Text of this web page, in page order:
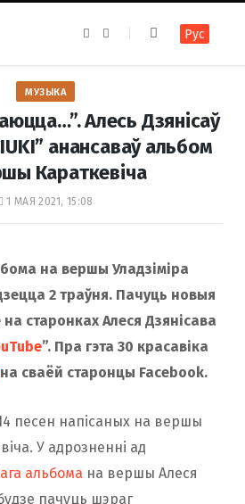
e
k
t
a
m
Рус
МУЗЫКА
Алесь Дзянісаў
анансаваў альбом
Караткевіча
1 МАЯ 2021, 15:08
на вершы Уладзіміра
2 траўня. Пачуць новыя
старонках Алеся Дзянісава
”. Пра гэта 30 красавіка
сваёй старонцы Facebook.
песен напісаных на вершы
У адрозненні ад
альбома на вершы Алеся
пачуць шэраг